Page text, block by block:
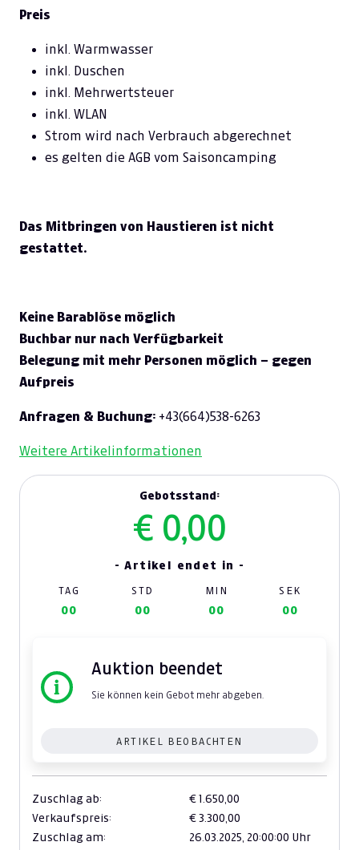
Preis
inkl. Warmwasser
inkl. Duschen
inkl. Mehrwertsteuer
inkl. WLAN
Strom wird nach Verbrauch abgerechnet
es gelten die AGB vom Saisoncamping
Das Mitbringen von Haustieren ist nicht
gestattet.
Keine Barablöse möglich
Buchbar nur nach Verfügbarkeit
Belegung mit mehr Personen möglich – gegen
Aufpreis
Anfragen & Buchung: +43(664)538-6263
Weitere Artikelinformationen
Gebotsstand:
€ 0,00
- Artikel endet in -
TAG STD MIN SEK
00 00 00 00
Auktion beendet
Sie können kein Gebot mehr abgeben.
ARTIKEL BEOBACHTEN
Zuschlag ab:
€ 1.650,00
Verkaufspreis:
€ 3.300,00
Zuschlag am:
26.03.2025, 20:00:00 Uhr